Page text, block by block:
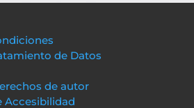
de Datos
de autor
Accesibilidad